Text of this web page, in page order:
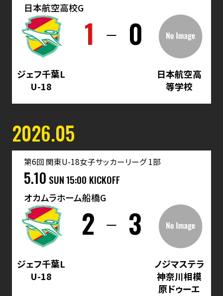
日本航空高校G
ジェフ千葉L
U-18
1 0
日本航空高
等学校
2026.05
第6回 関東U-18女子サッカーリーグ 1部
5.10 SUN15:00 KICKOFF
オカムラホーム船橋G
ジェフ千葉L
U-18
2 3
ノジマステラ
神奈川相模
原ドゥーエ